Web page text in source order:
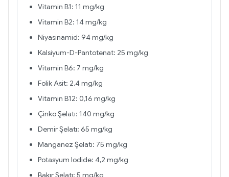
Vitamin B1: 11 mg/kg
Vitamin B2: 14 mg/kg
Niyasinamid: 94 mg/kg
Kalsiyum-D-Pantotenat: 25 mg/kg
Vitamin B6: 7 mg/kg
Folik Asit: 2,4 mg/kg
Vitamin B12: 0,16 mg/kg
Çinko Şelatı: 140 mg/kg
Demir Şelatı: 65 mg/kg
Manganez Şelatı: 75 mg/kg
Potasyum Iodide: 4,2 mg/kg
Bakır Şelatı: 5 mg/kg